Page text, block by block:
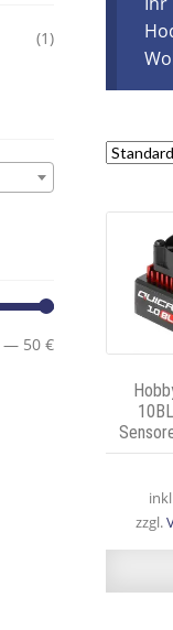
zzgl.
(1)
Min.
Max.
— 50 €